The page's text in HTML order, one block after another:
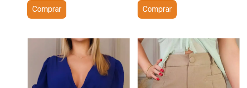
Comprar Comprar